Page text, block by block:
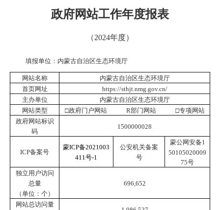
政府网站工作年度报表
（2024年度）
填报单位：内蒙古自治区生态环境厅
网站名称
内蒙古自治区生态环境厅
首页网址
https://sthjt.nmg.gov.cn/
主办单位
内蒙古自治区生态环境厅
网站类型
□政府门户网站 R部门网站 □专项网站
政府网站标识
码
1500000028
ICP备案号
蒙ICP备2021003
411号-1
公安机关备案
号
蒙公网安备1
50105020009
75号
独立用户访问
总量
（单位：个）
696,652
网站总访问量